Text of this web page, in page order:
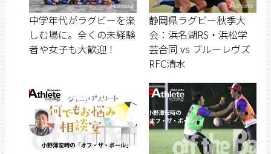
中学年代がラグビーを楽
しむ場に。全くの未経験
者や女子も大歓迎！
静岡県ラグビー秋季大
会：浜名湖RS・浜松学
芸合同 vs ブルーレヴズ
RFC清水